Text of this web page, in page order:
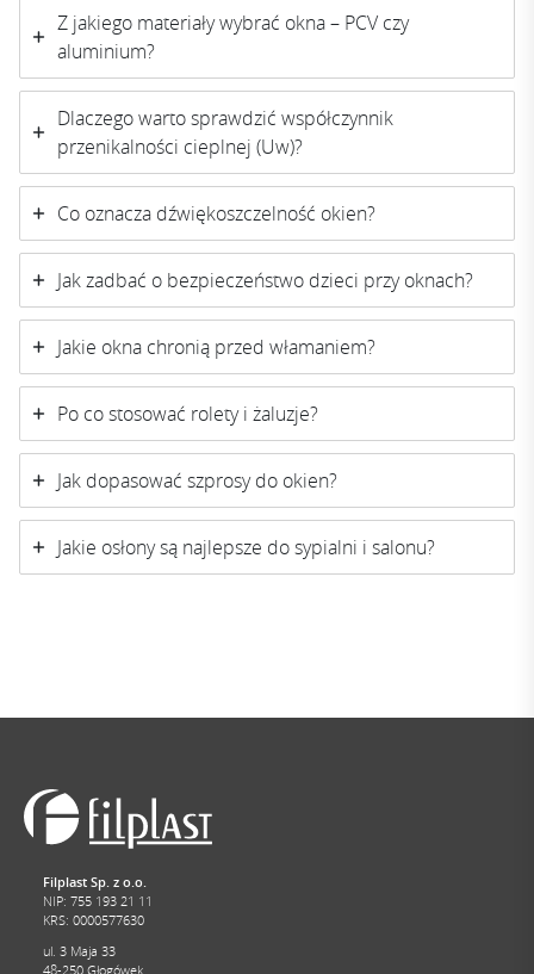
Z jakiego materiały wybrać okna – PCV czy
aluminium?
Dlaczego warto sprawdzić współczynnik
przenikalności cieplnej (Uw)?
Co oznacza dźwiękoszczelność okien?
Jak zadbać o bezpieczeństwo dzieci przy oknach?
Jakie okna chronią przed włamaniem?
Po co stosować rolety i żaluzje?
Jak dopasować szprosy do okien?
Jakie osłony są najlepsze do sypialni i salonu?
Filplast Sp. z o.o.
NIP: 755 193 21 11
KRS: 0000577630
ul. 3 Maja 33
48-250 Głogówek